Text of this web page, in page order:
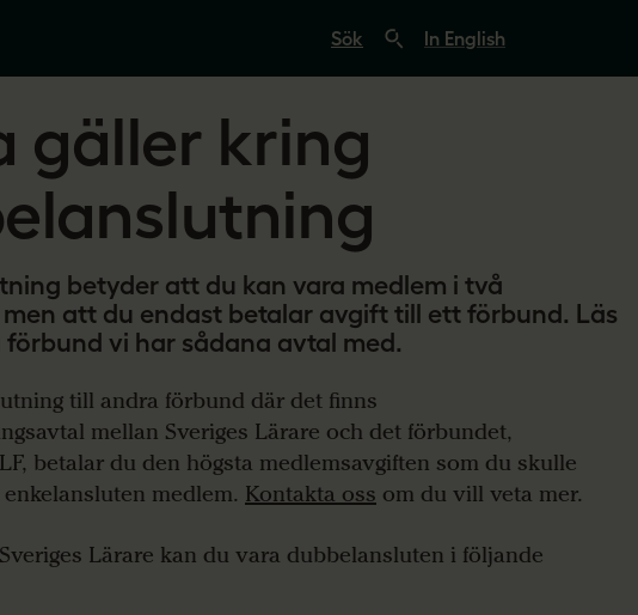
ö
p
v
e
g
e
l
ä
r
a
s
e
In English
gäller kring
betyder att du kan vara medlem i två
att du endast betalar avgift till ett förbund. Läs
förbund vi har sådana avtal med.
till andra förbund där det finns
mellan Sveriges Lärare och det förbundet,
betalar du den högsta medlemsavgiften som du skulle
medlem. Kontakta oss om du vill veta mer.
Lärare kan du vara dubbelansluten i följande